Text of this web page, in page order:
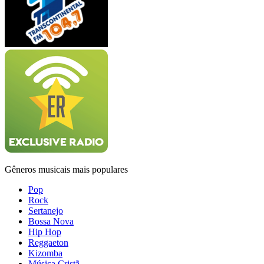
Gêneros musicais mais populares
Pop
Rock
Sertanejo
Bossa Nova
Hip Hop
Reggaeton
Kizomba